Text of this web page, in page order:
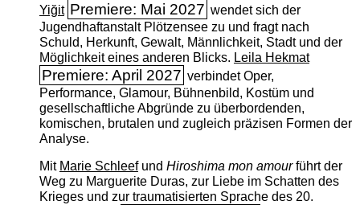
Yiğit Premiere: Mai 2027 wendet sich der
Jugendhaftanstalt Plötzensee zu und fragt nach
Schuld, Herkunft, Gewalt, Männlichkeit, Stadt und der
Möglichkeit eines anderen Blicks. Leila Hekmat
Premiere: April 2027 verbindet Oper,
Performance, Glamour, Bühnenbild, Kostüm und
gesellschaftliche Abgründe zu überbordenden,
komischen, brutalen und zugleich präzisen Formen der
Analyse.
Mit Marie Schleefund Hiroshima mon amourführt der
Weg zu Marguerite Duras, zur Liebe im Schatten des
Krieges und zur traumatisierten Sprache des 20.